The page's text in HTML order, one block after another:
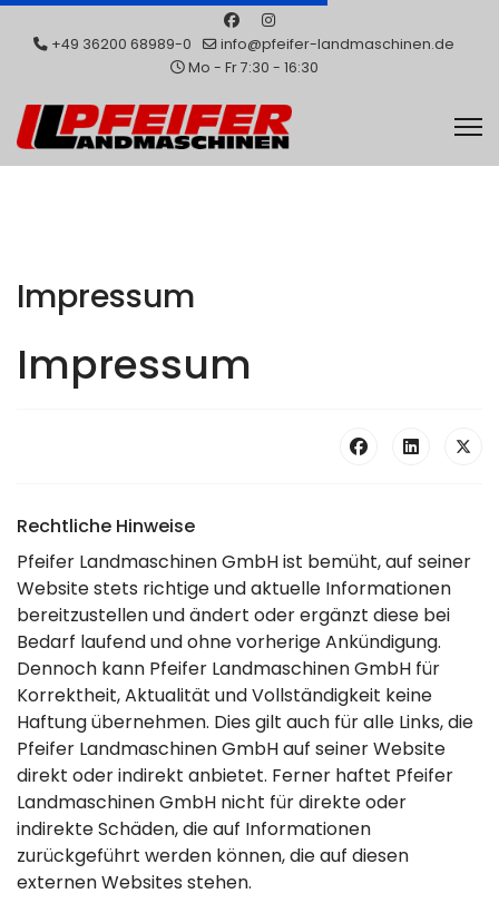
+49 36200 68989-0
info@pfeifer-landmaschinen.de
Mo - Fr 7:30 - 16:30
Impressum
Impressum
Rechtliche Hinweise
Pfeifer Landmaschinen GmbH ist bemüht, auf seiner
Website stets richtige und aktuelle Informationen
bereitzustellen und ändert oder ergänzt diese bei
Bedarf laufend und ohne vorherige Ankündigung.
Dennoch kann Pfeifer Landmaschinen GmbH für
Korrektheit, Aktualität und Vollständigkeit keine
Haftung übernehmen. Dies gilt auch für alle Links, die
Pfeifer Landmaschinen GmbH auf seiner Website
direkt oder indirekt anbietet. Ferner haftet Pfeifer
Landmaschinen GmbH nicht für direkte oder
indirekte Schäden, die auf Informationen
zurückgeführt werden können, die auf diesen
externen Websites stehen.